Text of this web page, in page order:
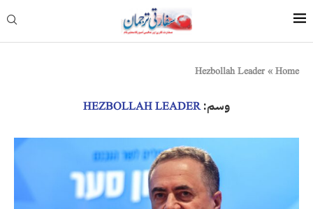
Home
»
Hezbollah Leader
وسم:HEZBOLLAH LEADER